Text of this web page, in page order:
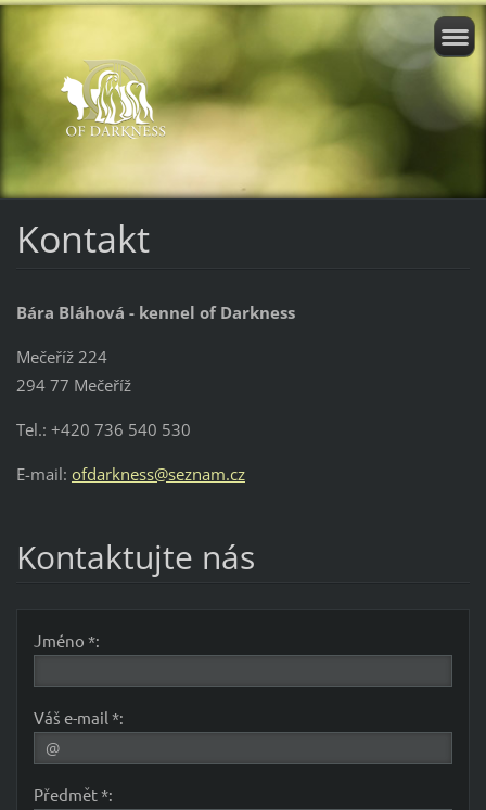
Kontakt
Bára Bláhová - kennel of Darkness
Mečeříž 224
294 77 Mečeříž
Tel.: +420 736 540 530
E-mail: ofdarkness@seznam.cz
Kontaktujte nás
Jméno *:
Váš e-mail *:
Předmět *: